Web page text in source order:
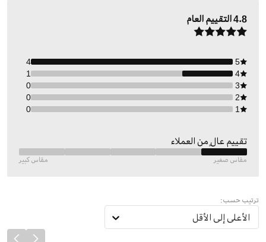
4.8التقييم العام
5
4
4
1
3
0
2
0
1
0
تقييم عالٍ من العملاء
مقاس صغير مقاس كبير
ترتيب حسب:
الأعلى إلى الأقل